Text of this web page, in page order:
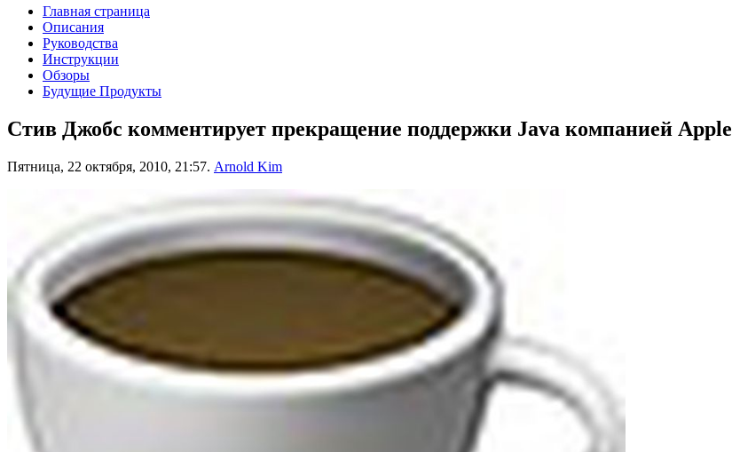
Главная страница
Описания
Руководства
Инструкции
Обзоры
Будущие Продукты
Стив Джобс комментирует прекращение поддержки Java компанией Apple
Пятница, 22 октября, 2010, 21:57. Arnold Kim